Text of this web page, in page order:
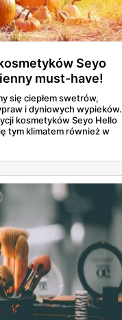
Seyo
must-have!
się ciepłem swetrów,
i dyniowych wypieków.
kosmetyków Seyo Hello
tym klimatem również w